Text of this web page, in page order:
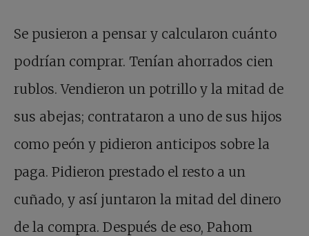
Se pusieron a pensar y calcularon cuánto
podrían comprar. Tenían ahorrados cien
rublos. Vendieron un potrillo y la mitad de
sus abejas; contrataron a uno de sus hijos
como peón y pidieron anticipos sobre la
paga. Pidieron prestado el resto a un
cuñado, y así juntaron la mitad del dinero
de la compra. Después de eso, Pahom